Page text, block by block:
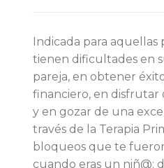
Indicada para aquellas
tienen dificultades en
pareja, en obtener
financiero, en disfrutar
y en gozar de una
través de la Terapia
bloqueos que te
cuando eras un niñ@;